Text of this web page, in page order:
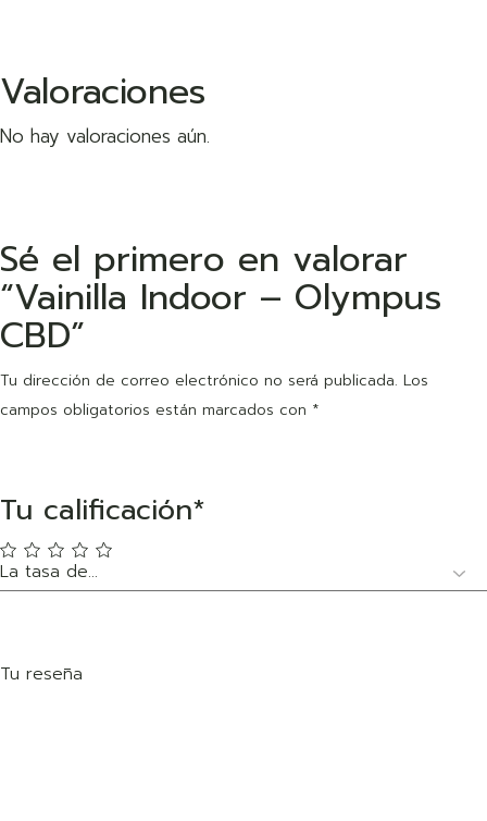
Valoraciones
No hay valoraciones aún.
Sé el primero en valorar
“Vainilla Indoor – Olympus
CBD”
Tu dirección de correo electrónico no será publicada. Los
campos obligatorios están marcados con *
Tu calificación*